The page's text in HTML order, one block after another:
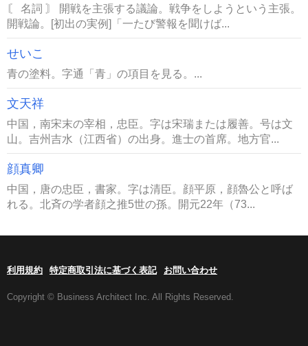
〘 名詞 〙 開戦を主張する議論。戦争をしようという主張。
開戦論。[初出の実例]「一たび警報を聞けば...
せいこ
青の塗料。字通「青」の項目を見る。...
文天祥
中国，南宋末の宰相，忠臣。字は宋瑞または履善。号は文
山。吉州吉水（江西省）の出身。進士の首席。地方官...
顔真卿
中国，唐の忠臣，書家。字は清臣。顔平原，顔魯公と呼ば
れる。北斉の学者顔之推5世の孫。開元22年（73...
利用規約 特定商取引法に基づく表記 お問い合わせ
Copyright © Business Architect Inc. All Rights Reserved.